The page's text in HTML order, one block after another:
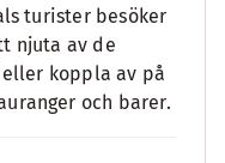
turister besöker
njuta av de
koppla av på
och barer.